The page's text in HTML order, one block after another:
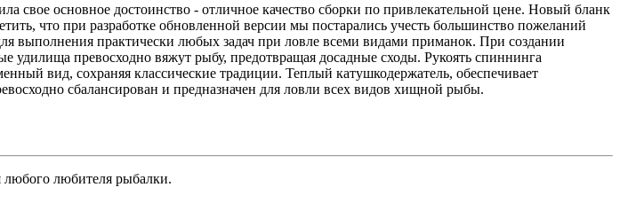
свое основное достоинство - отличное качество сборки по привлекательной цене. Новый бланк
что при разработке обновленной версии мы постарались учесть большинство пожеланий
выполнения практически любых задач при ловле всеми видами приманок. При создании
превосходно вяжут рыбу, предотвращая досадные сходы. Рукоять спиннинга
вид, сохраняя классические традиции. Теплый катушкодержатель, обеспечивает
сбалансирован и предназначен для ловли всех видов хищной рыбы.
любителя рыбалки.